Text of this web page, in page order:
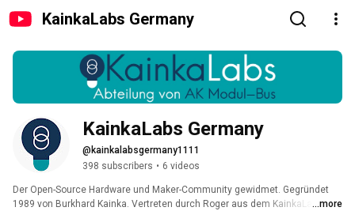
KainkaLabs Germany
KainkaLabs Germany
@kainkalabsgermany1111
398 subscribers • 6 videos
Der Open-Source Hardware und Maker-Community gewidmet. Gegründet
1989 von Burkhard Kainka. Vertreten durch Roger aus dem KainkaLabs ...more